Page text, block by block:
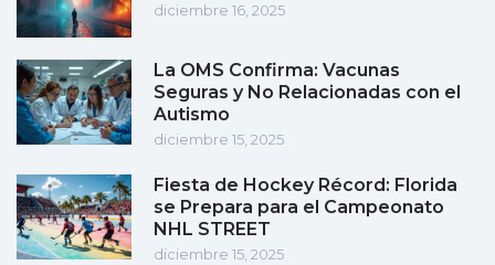
diciembre 16, 2025
La OMS Confirma: Vacunas
Seguras y No Relacionadas con el
Autismo
diciembre 15, 2025
Fiesta de Hockey Récord: Florida
se Prepara para el Campeonato
NHL STREET
diciembre 15, 2025